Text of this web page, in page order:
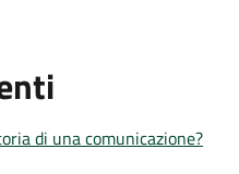
di una comunicazione?